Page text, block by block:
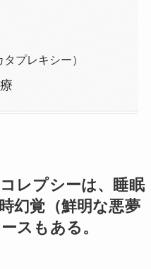
プレキシー）
レプシーは、睡眠
幻覚（鮮明な悪夢
スもある。